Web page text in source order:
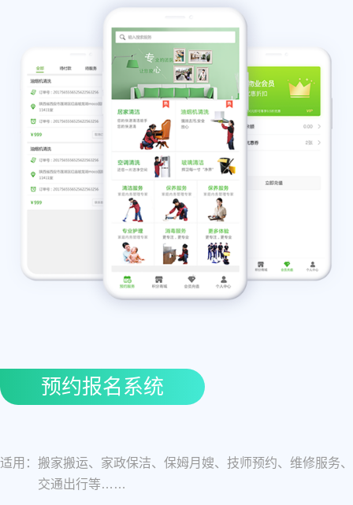
预约报名系统
适用： 搬家搬运、家政保洁、保姆月嫂、技师预约、维修服务、
交通出行等……